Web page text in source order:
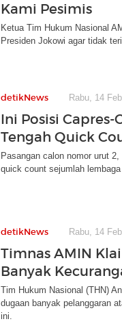
Kami Pesimis
Ketua Tim Hukum Nasional
Presiden Jokowi agar tidak
detikNews Rabu, 14
Ini Posisi
Tengah Quick
Pasangan calon nomor urut
quick count sejumlah
detikNews Rabu, 14
Timnas AMIN
Banyak
Tim Hukum Nasional (THN)
dugaan banyak pelanggaran
ini.